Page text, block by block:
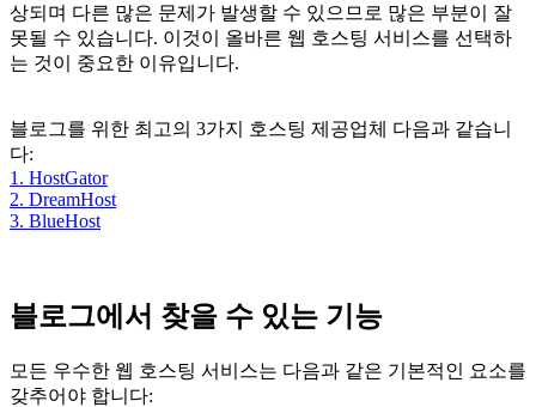
상되며 다른 많은 문제가 발생할 수 있으므로 많은 부분이 잘
못될 수 있습니다. 이것이 올바른 웹 호스팅 서비스를 선택하
는 것이 중요한 이유입니다.
블로그를 위한 최고의 3가지 호스팅 제공업체 다음과 같습니
다:
1. HostGator
2. DreamHost
3. BlueHost
블로그에서 찾을 수 있는 기능
모든 우수한 웹 호스팅 서비스는 다음과 같은 기본적인 요소를
갖추어야 합니다: